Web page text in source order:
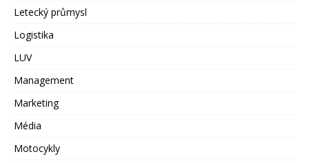
Letecký průmysl
Logistika
LUV
Management
Marketing
Média
Motocykly